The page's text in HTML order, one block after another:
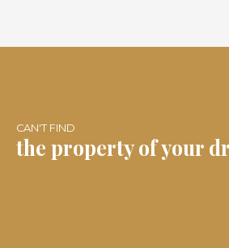
un bel espace de vie !
CAN'T FIND
the property of your